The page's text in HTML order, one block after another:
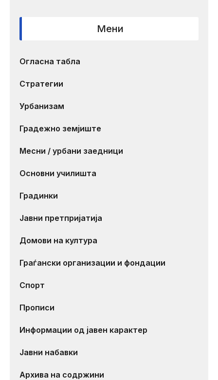
Мени
Огласна табла
Стратегии
Урбанизам
Градежно земјиште
Месни / урбани заедници
Основни училишта
Градинки
Јавни претпријатија
Домови на култура
Граѓански организации и фондации
Спорт
Прописи
Информации од јавен карактер
Јавни набавки
Архива на содржини